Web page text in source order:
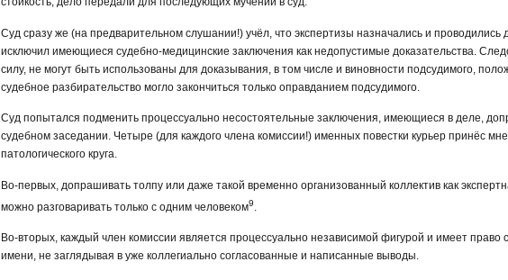
Суд сразу же (на предварительном слушании!) учёл, что экспертизы назначались и проводились
исключил имеющиеся судебно-медицинские заключения как недопустимые доказательства.
силу, не могут быть использованы для доказывания, в том числе и виновности подсудимого,
судебное разбирательство могло закончиться только оправданием подсудимого.
Суд попытался подменить процессуально несостоятельные заключения, имеющиеся в деле,
судебном заседании. Четыре (для каждого члена комиссии!) именных повестки курьер принёс
патологического круга.
Во-первых, допрашивать толпу или даже такой временно организованный коллектив как
можно разговаривать только с одним человеком9.
Во-вторых, каждый член комиссии является процессуально независимой фигурой и имеет право
имени, не заглядывая в уже коллегиально согласованные и написанные выводы.